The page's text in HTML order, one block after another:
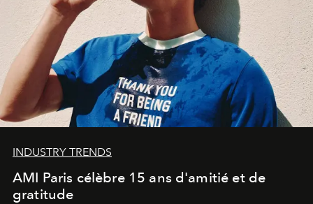
INDUSTRY TRENDS
AMI Paris célèbre 15 ans d'amitié et de
gratitude